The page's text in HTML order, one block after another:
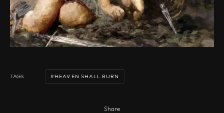
TAGS HEAVEN SHALL BURN
Share